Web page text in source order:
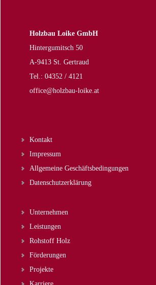
Holzbau Loike GmbH
Hintergumitsch 50
A-9413 St. Gertraud
Tel.: 04352 / 4121
office@holzbau-loike.at
Kontakt
Impressum
Allgemeine Geschäftsbedingungen
Datenschutzerklärung
Unternehmen
Leistungen
Rohstoff Holz
Förderungen
Projekte